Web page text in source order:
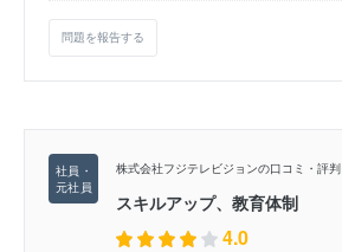
問題を報告する
株式会社フジテレビジョンの口コミ・評判
スキルアップ、教育体制
4.0